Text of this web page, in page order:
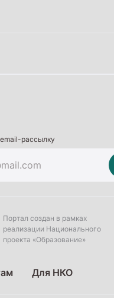
образование
рассылку
Портал создан в рамках
реализации Национального
проекта «Образование»
Для НКО